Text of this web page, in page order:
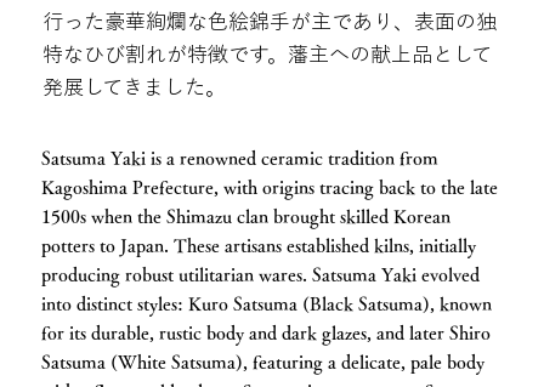
行った豪華絢爛な色絵錦手が主であり、表面の独
特なひび割れが特徴です。藩主への献上品として
発展してきました。
Satsuma Yaki is a renowned ceramic tradition from
Kagoshima Prefecture, with origins tracing back to the late
1500s when the Shimazu clan brought skilled Korean
potters to Japan. These artisans established kilns, initially
producing robust utilitarian wares. Satsuma Yaki evolved
into distinct styles: Kuro Satsuma (Black Satsuma), known
for its durable, rustic body and dark glazes, and later Shiro
Satsuma (White Satsuma), featuring a delicate, pale body